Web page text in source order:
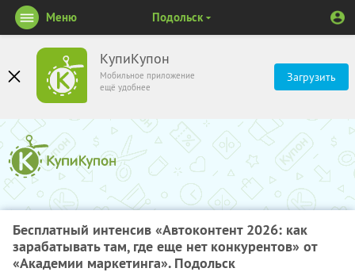
КупиКупон
Мобильное приложение
ещё удобнее
Загрузить
Меню Подольск
Бесплатный интенсив «Автоконтент 2026: как
зарабатывать там, где еще нет конкурентов» от
«Академии маркетинга». Подольск